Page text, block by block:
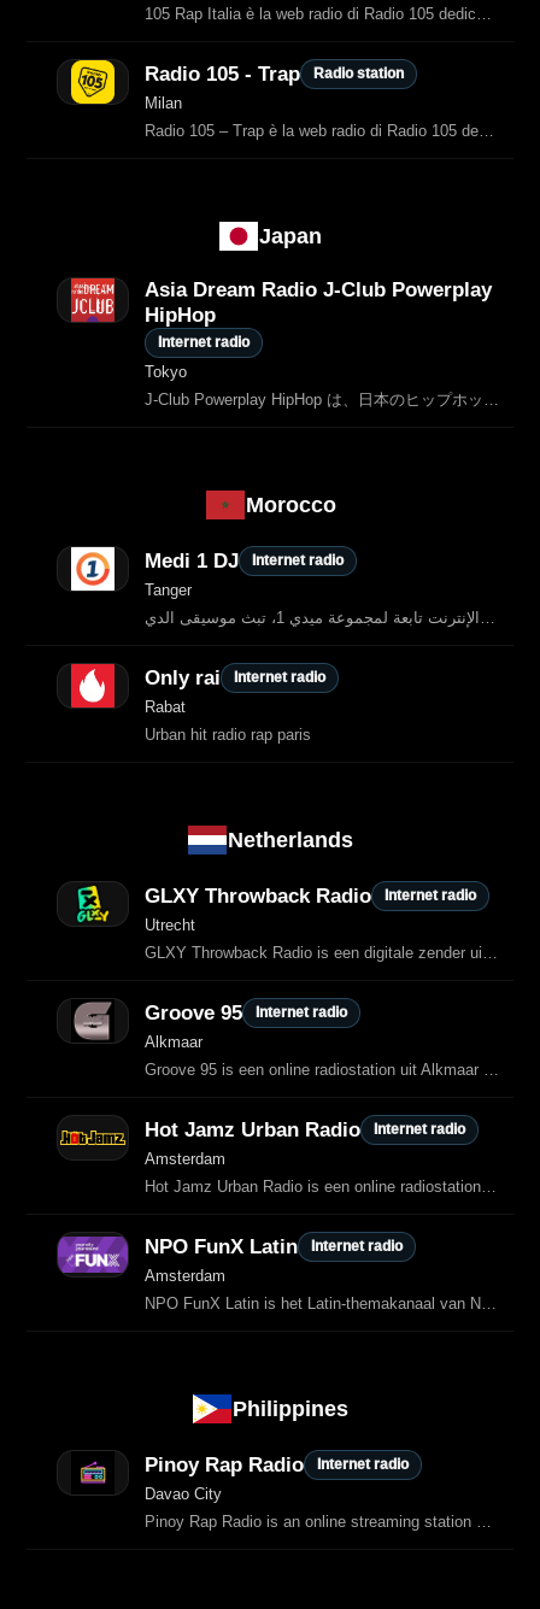
105 Rap Italia è la web radio di Radio 105 dedicata esclusivamente alla scena hip-hop italiana.
Radio 105 - Trap Radio station
Milan
Radio 105 – Trap è la web radio di Radio 105 dedicata al meglio della trap italiana e internazionale, ascoltabile gratuitamente in streaming.
Japan
Asia Dream Radio J-Club Powerplay
HipHop
Internet radio
Tokyo
J-Club Powerplay HipHop は、日本のヒップホップとクラブサウンドを中心に24時間放送している Asia Dream Radio
Morocco
Medi 1 DJ Internet radio
Tanger
ميدي 1 دي جي هي إذاعة مغربية على الإنترنت تابعة لمجموعة ميدي 1، تبث موسيقى الدي
Only rai Internet radio
Rabat
Urban hit radio rap paris
Netherlands
GLXY Throwback Radio Internet radio
Utrecht
GLXY Throwback Radio is een digitale zender uit Utrecht die 24/7 oldschool hiphop‑ en R&B‑klassiekers draait.
Groove 95 Internet radio
Alkmaar
Groove 95 is een online radiostation uit Alkmaar dat de beste Funk, Disco, R&B, Hip-Hop en Dance classics uit de jaren 80 en 90 draait, aangevuld met soulful tracks uit de zeroes.
Hot Jamz Urban Radio Internet radio
Amsterdam
Hot Jamz Urban Radio is een online radiostation dat zich richt op urban muziek
NPO FunX Latin Internet radio
Amsterdam
NPO FunX Latin is het Latin-themakanaal van NPO FunX.
Philippines
Pinoy Rap Radio Internet radio
Davao City
Pinoy Rap Radio is an online streaming station dedicated to Filipino hip‑hop and rap music.